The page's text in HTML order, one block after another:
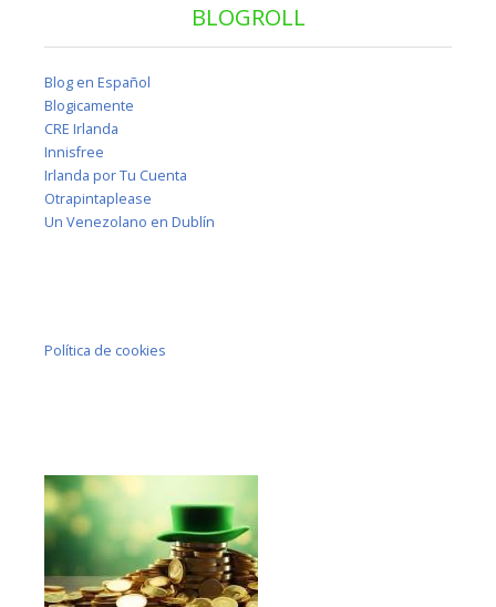
BLOGROLL
Blog en Español
Blogicamente
CRE Irlanda
Innisfree
Irlanda por Tu Cuenta
Otrapintaplease
Un Venezolano en Dublín
Política de cookies